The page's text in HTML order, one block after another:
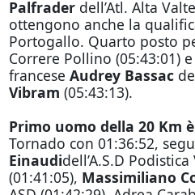
Palfraderdell’Atl. Alta
ottengono anche la
Portogallo. Quarto posto
Correre Pollino (05:43:01)
francese Audrey Bassac
Vibram (05:43:13).
Primo uomo della 20 Km
Tornado con 01:36:52,
Einaudidell’A.S.D
(01:41:05), Massimiliano